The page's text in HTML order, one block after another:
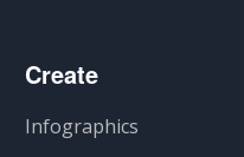
Create
Infographics